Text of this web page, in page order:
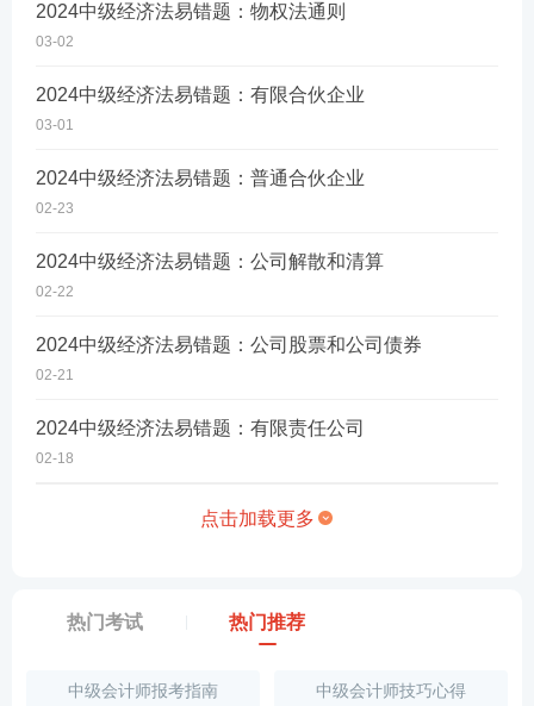
2024中级经济法易错题：物权法通则
03-02
2024中级经济法易错题：有限合伙企业
03-01
2024中级经济法易错题：普通合伙企业
02-23
2024中级经济法易错题：公司解散和清算
02-22
2024中级经济法易错题：公司股票和公司债券
02-21
2024中级经济法易错题：有限责任公司
02-18
点击加载更多
热门考试 热门推荐
中级会计师报考指南 中级会计师技巧心得